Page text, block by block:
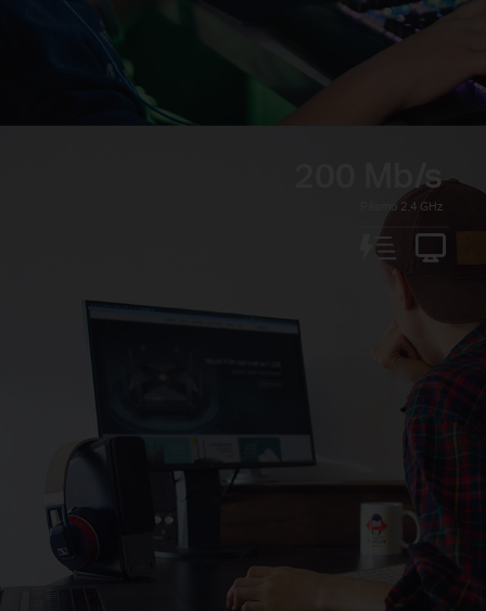
200 Mb/s
Pásmo 2,4 GHz